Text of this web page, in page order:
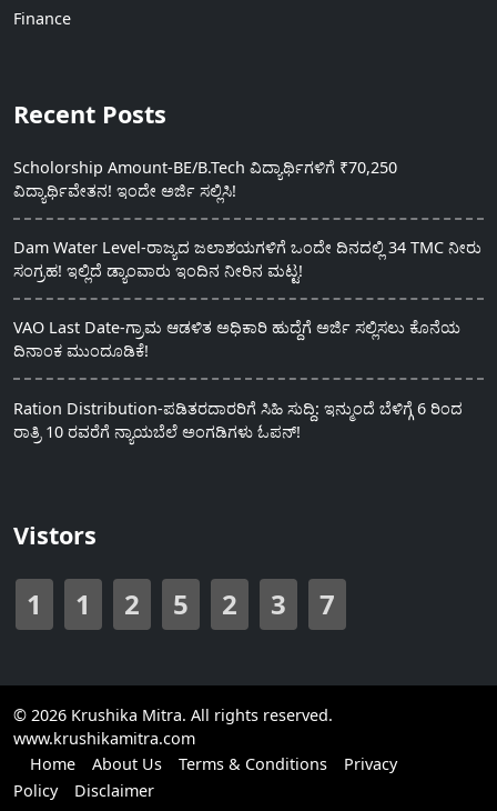
Finance
Recent Posts
Scholorship Amount-BE/B.Tech ವಿದ್ಯಾರ್ಥಿಗಳಿಗೆ ₹70,250
ವಿದ್ಯಾರ್ಥಿವೇತನ! ಇಂದೇ ಅರ್ಜಿ ಸಲ್ಲಿಸಿ!
Dam Water Level-ರಾಜ್ಯದ ಜಲಾಶಯಗಳಿಗೆ ಒಂದೇ ದಿನದಲ್ಲಿ 34 TMC ನೀರು
ಸಂಗ್ರಹ! ಇಲ್ಲಿದೆ ಡ್ಯಾಂವಾರು ಇಂದಿನ ನೀರಿನ ಮಟ್ಟ!
VAO Last Date-ಗ್ರಾಮ ಆಡಳಿತ ಅಧಿಕಾರಿ ಹುದ್ದೆಗೆ ಅರ್ಜಿ ಸಲ್ಲಿಸಲು ಕೊನೆಯ
ದಿನಾಂಕ ಮುಂದೂಡಿಕೆ!
Ration Distribution-ಪಡಿತರದಾರರಿಗೆ ಸಿಹಿ ಸುದ್ದಿ: ಇನ್ಮುಂದೆ ಬೆಳಿಗ್ಗೆ 6 ರಿಂದ
ರಾತ್ರಿ 10 ರವರೆಗೆ ನ್ಯಾಯಬೆಲೆ ಅಂಗಡಿಗಳು ಓಪನ್!
Vistors
1 1 2 5 2 3 7
© 2026 Krushika Mitra. All rights reserved.
www.krushikamitra.com
Home
About Us Terms & Conditions
Privacy
Policy
Disclaimer